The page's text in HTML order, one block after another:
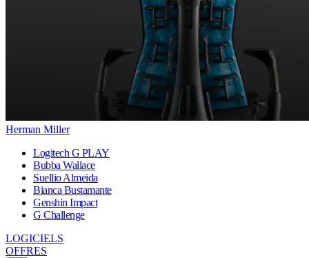
Herman Miller
Logitech G PLAY
Bubba Wallace
Suellio Almeida
Bianca Bustamante
Genshin Impact
G Challenge
LOGICIELS
OFFRES